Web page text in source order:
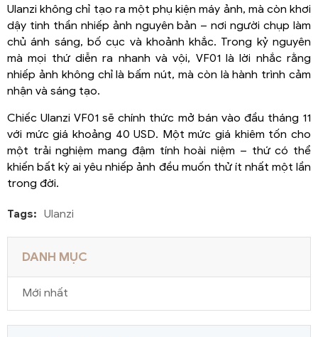
Ulanzi không chỉ tạo ra một phụ kiện máy ảnh, mà còn khơi
dậy tinh thần nhiếp ảnh nguyên bản – nơi người chụp làm
chủ ánh sáng, bố cục và khoảnh khắc. Trong kỷ nguyên
mà mọi thứ diễn ra nhanh và vội, VF01 là lời nhắc rằng
nhiếp ảnh không chỉ là bấm nút, mà còn là hành trình cảm
nhận và sáng tạo.
Chiếc Ulanzi VF01 sẽ chính thức mở bán vào đầu tháng 11
với mức giá khoảng 40 USD. Một mức giá khiêm tốn cho
một trải nghiệm mang đậm tính hoài niệm – thứ có thể
khiến bất kỳ ai yêu nhiếp ảnh đều muốn thử ít nhất một lần
trong đời.
Tags: Ulanzi
DANH MỤC
Mới nhất